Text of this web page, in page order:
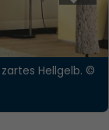
Hellgelb. ©